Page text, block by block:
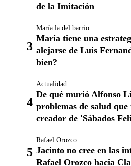
de la Imitación
María la del barrio
María tiene una
alejarse de Luis
bien?
Actualidad
De qué murió Alfonso
problemas de salud que
creador de 'Sábados
Rafael Orozco
Jacinto no cree en las
Rafael Orozco hacia